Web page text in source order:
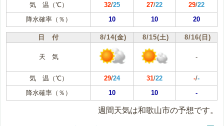
気 温（℃） 32/25 27/22 29/22
降水確率（％）
10 10 20
日 付 8/14(金) 8/15(土) 8/16(日)
天 気 -
気 温（℃） 29/24 31/22 -/-
降水確率（％）
10 10 -
週間天気は和歌山市の予想です。